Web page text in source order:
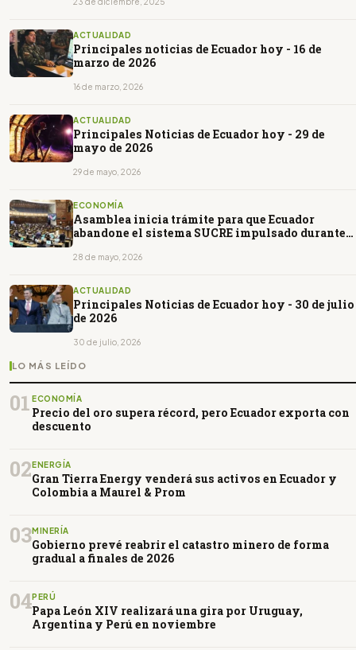
ACTUALIDAD
Principales noticias de Ecuador hoy - 16 de
marzo de 2026
16 de marzo, 2026
ACTUALIDAD
Principales Noticias de Ecuador hoy - 29 de
mayo de 2026
29 de mayo, 2026
ECONOMÍA
Asamblea inicia trámite para que Ecuador
abandone el sistema SUCRE impulsado durante
28 de mayo, 2026
ACTUALIDAD
Principales Noticias de Ecuador hoy - 30 de julio
de 2026
30 de julio, 2026
LO MÁS LEÍDO
01 ECONOMÍA
Precio del oro supera récord, pero Ecuador exporta con
descuento
02ENERGÍA
Gran Tierra Energy venderá sus activos en Ecuador y
Colombia a Maurel & Prom
03MINERÍA
Gobierno prevé reabrir el catastro minero de forma
gradual a finales de 2026
04PERÚ
Papa León XIV realizará una gira por Uruguay,
Argentina y Perú en noviembre